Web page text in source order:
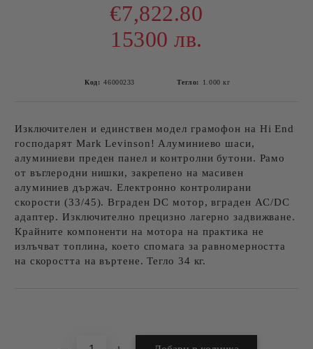
€7,822.80
15300 лв.
Код: 46000233 Тегло: 1.000 кг
Изключителен и единствен модел грамофон на Hi End
господарят Mark Levinson! Алуминиево шаси,
алуминиеви преден панел и контролни бутони. Рамо
от въглеродни нишки, закрепено на масивен
алуминиев държач. Електронно контролирани
скорости (33/45). Вграден DC мотор, вграден AC/DC
адаптер. Изключително прецизно лагерно задвижване.
Крайните компоненти на мотора на практика не
излъчват топлина, което спомага за равномерността
на скоростта на въртене. Тегло 34 кг.